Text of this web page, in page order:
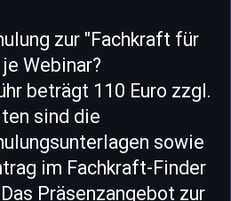
zur "Fachkraft für
Webinar?
beträgt 110 Euro zzgl.
sind die
sowie
im Fachkraft-Finder
Präsenzangebot zur